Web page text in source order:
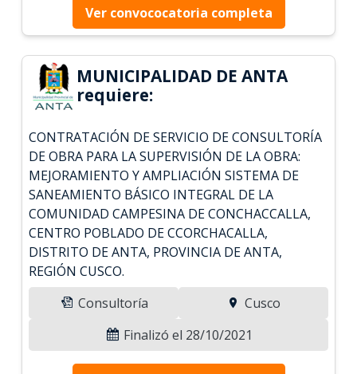
Ver convococatoria completa
MUNICIPALIDAD DE ANTA
requiere:
CONTRATACIÓN DE SERVICIO DE CONSULTORÍA
DE OBRA PARA LA SUPERVISIÓN DE LA OBRA:
MEJORAMIENTO Y AMPLIACIÓN SISTEMA DE
SANEAMIENTO BÁSICO INTEGRAL DE LA
COMUNIDAD CAMPESINA DE CONCHACCALLA,
CENTRO POBLADO DE CCORCHACALLA,
DISTRITO DE ANTA, PROVINCIA DE ANTA,
REGIÓN CUSCO.
Consultoría
Cusco
Finalizó el 28/10/2021